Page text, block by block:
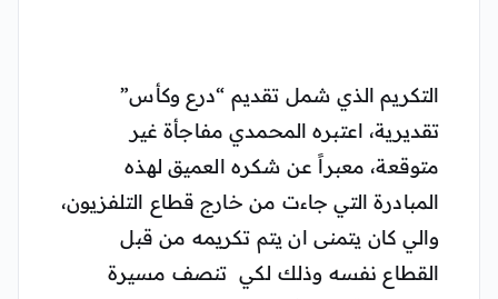
التكريم الذي شمل تقديم “درع وكأس”
تقديرية، اعتبره المحمدي مفاجأة غير
متوقعة، معبراً عن شكره العميق لهذه
المبادرة التي جاءت من خارج قطاع التلفزيون،
والي كان يتمنى ان يتم تكريمه من قبل
القطاع نفسه وذلك لكي تنصف مسيرة